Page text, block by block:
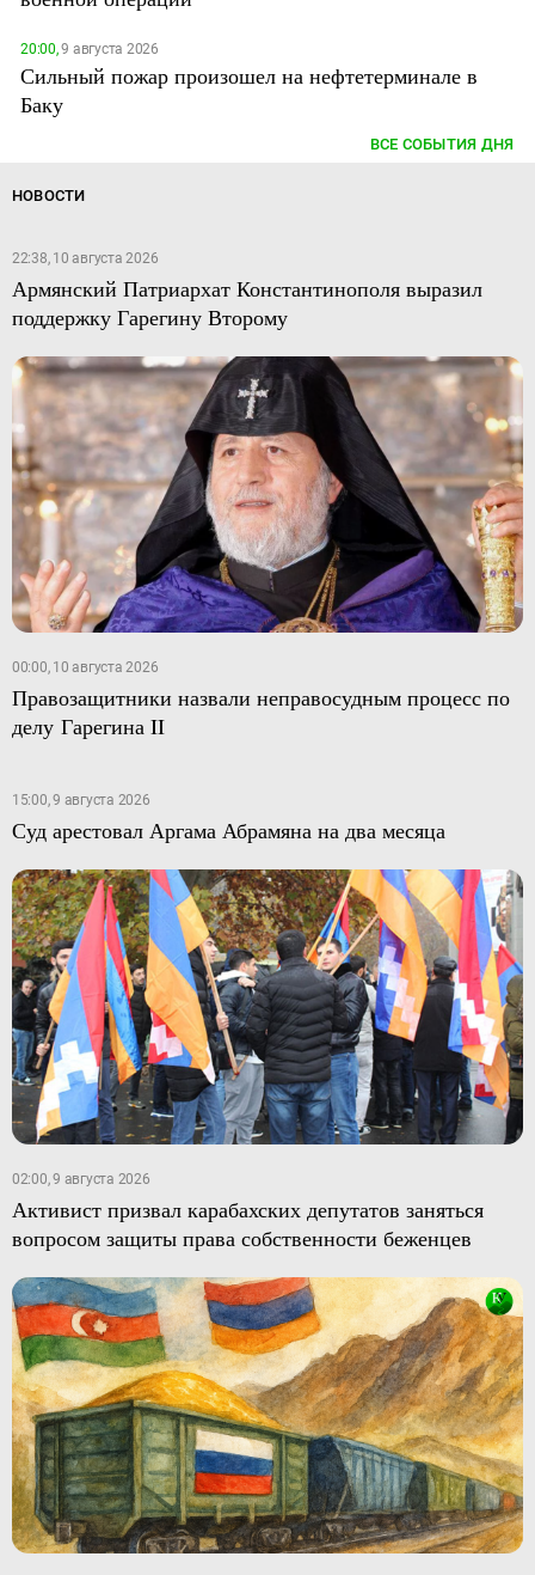
20:00,9 августа 2026
Сильный пожар произошел на нефтетерминале в
Баку
ВСЕ СОБЫТИЯ ДНЯ
НОВОСТИ
22:38, 10 августа 2026
Армянский Патриархат Константинополя выразил
поддержку Гарегину Второму
00:00, 10 августа 2026
Правозащитники назвали неправосудным процесс по
делу Гарегина II
15:00, 9 августа 2026
Суд арестовал Аргама Абрамяна на два месяца
02:00, 9 августа 2026
Активист призвал карабахских депутатов заняться
вопросом защиты права собственности беженцев